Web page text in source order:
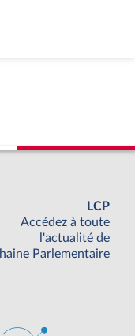
LCP
Accédez à toute
l'actualité de
Parlementaire